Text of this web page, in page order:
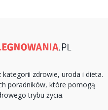
zdrowie, uroda i dieta.
poradników, które pomogą
trybu życia.